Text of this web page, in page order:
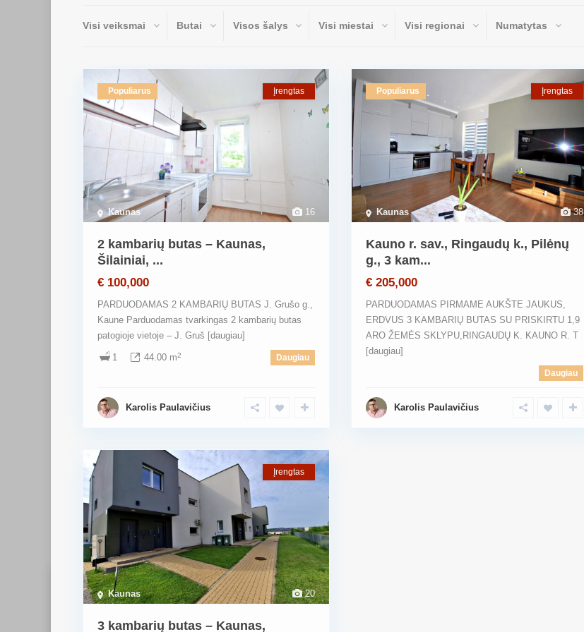
Visi veiksmai Butai Visos šalys Visi miestai Visi regionai Numatytas
16
Kaunas
Populiarus Įrengtas
2 kambarių butas – Kaunas,
Šilainiai, ...
€ 100,000
PARDUODAMAS 2 KAMBARIŲ BUTAS J. Grušo g.,
Kaune Parduodamas tvarkingas 2 kambarių butas
patogioje vietoje – J. Gruš [daugiau]
1 44.00 m2 Daugiau
Karolis Paulavičius
38
Kaunas
Populiarus Įrengtas
Kauno r. sav., Ringaudų k., Pilėnų
g., 3 kam...
€ 205,000
PARDUODAMAS PIRMAME AUKŠTE JAUKUS,
ERDVUS 3 KAMBARIŲ BUTAS SU PRISKIRTU 1,9
ARO ŽEMĖS SKLYPU,RINGAUDŲ K. KAUNO R. T
[daugiau]
Daugiau
Karolis Paulavičius
20
Kaunas
Įrengtas
3 kambarių butas – Kaunas,
KONTAKTAI